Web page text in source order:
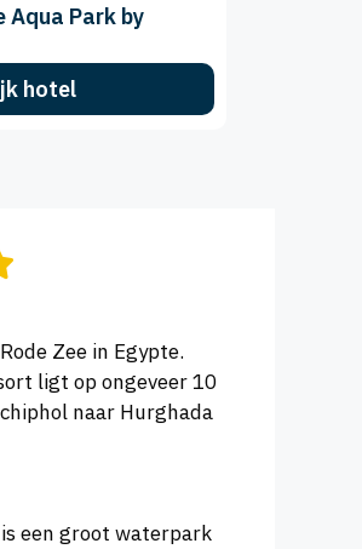
Park by
hotel
Zee in Egypte.
ligt op ongeveer 10
naar Hurghada
een groot waterpark